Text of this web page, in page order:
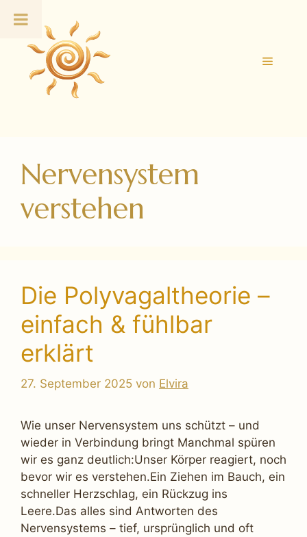
Inhalt
springen
Menü
Nervensystem
verstehen
Die Polyvagaltheorie –
einfach & fühlbar
erklärt
27. September 2025 von Elvira
Wie unser Nervensystem uns schützt – und
wieder in Verbindung bringt Manchmal spüren
wir es ganz deutlich:Unser Körper reagiert, noch
bevor wir es verstehen.Ein Ziehen im Bauch, ein
schneller Herzschlag, ein Rückzug ins
Leere.Das alles sind Antworten des
Nervensystems – tief, ursprünglich und oft